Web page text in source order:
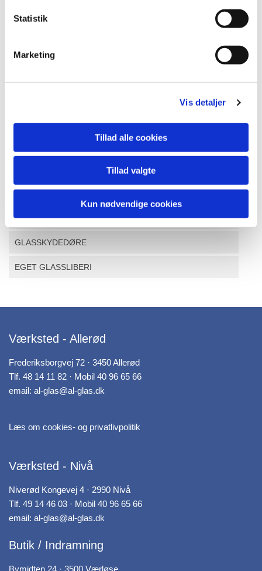
Statistik
Marketing
Vis detaljer
Tillad alle cookies
Tillad valgte
Kun nødvendige cookies
FORSIKRINGSSKADER
FARVET GLAS
STÆNKPLADER
GLASSKYDEDØRE
EGET GLASSLIBERI
Værksted - Allerød
Frederiksborgvej 72 · 3450 Allerød
Tlf. 48 14 11 82 · Mobil 40 96 65 66
email: al-glas@al-glas.dk
Læs om cookies- og privatlivpolitik
Værksted - Nivå
Niverød Kongevej 4 · 2990 Nivå
Tlf. 49 14 46 03 · Mobil 40 96 65 66
email: al-glas@al-glas.dk
Butik / Indramning